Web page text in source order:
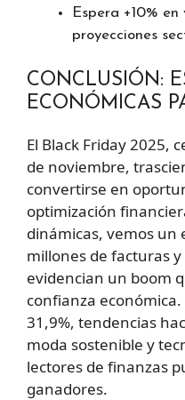
Espera +10%
proyecciones
CONCLUSIÓN:
ECONÓMICAS
El Black Friday 2025,
de noviembre,
convertirse en
optimización
dinámicas, vemos un
millones de facturas y
evidencian un boom
confianza
31,9%, tendencias
moda sostenible y
lectores de finanzas
ganadores.